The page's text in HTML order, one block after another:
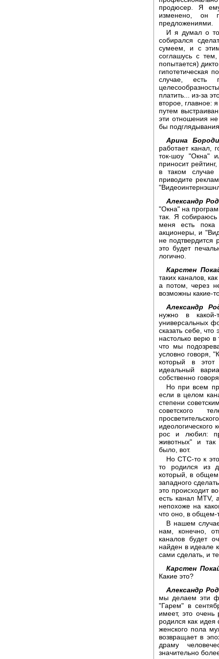
продюсер. Я
изменено, он
предложениями.
И я думал о
собирался
сумеем, и с
соглашусь с
попытается)
гипотетическая
случае, есть
платить... из-за
второе, главное:
путем
эти отношения
бы
Арина
работает канал,
ток-шоу "Окна"
приносит
в таком
приводите
Александр
"Окна" на
так. Я собираюсь
меня есть пока
акционеры, и
не подтвердится
это будет
логично.
Карстен
таких каналов,
а потом, через
возможны какие-
Александр
нужно в
универсальных
сказать себе,
настолько верю
что мы
условно говоря,
который в
идеальный
собственно
Но при всем
если в целом
степени
советского
рос и любил:
животных" и так
было, вот.
Но СТС-то к
то родился из
который, в
западного
это происходит
есть канал MTV,
непохоже на
что оно, в общем-
В нашем
нам, конечно,
каналов будет
найден в идеале
сами сделать, и
Карстен
Какие это?
Александр
мы делаем эти
"Гарем" в
имеет, это очень
родился как
женского пола
возвращает в
драму
значительно